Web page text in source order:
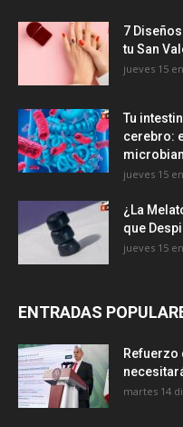
7
tu San
jueves 15
Tu
cerebro:
jueves 15
¿La
que
jueves 15
ENTRADAS
Refuerzo
martes 14